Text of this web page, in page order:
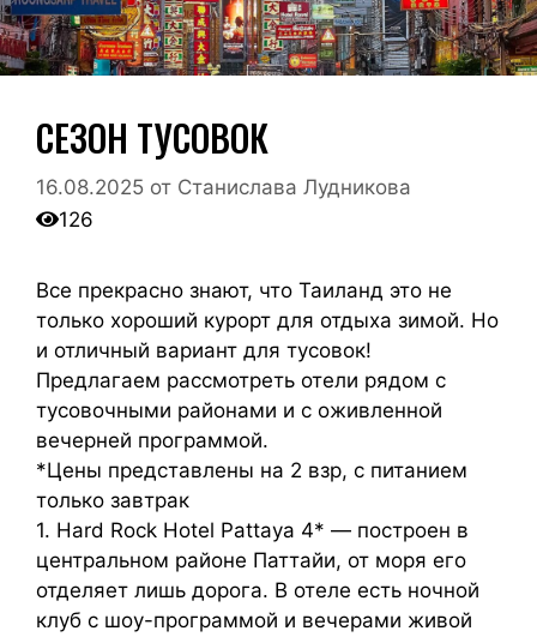
СЕЗОН ТУСОВОК
16.08.2025 от Станислава Лудникова
126
Все прекрасно знают, что Таиланд это не
только хороший курорт для отдыха зимой. Но
и отличный вариант для тусовок!
Предлагаем рассмотреть отели рядом с
тусовочными районами и с оживленной
вечерней программой.
*Цены представлены на 2 взр, с питанием
только завтрак
1. Hard Rock Hotel Pattaya 4* — построен в
центральном районе Паттайи, от моря его
отделяет лишь дорога. В отеле есть ночной
клуб с шоу-программой и вечерами живой